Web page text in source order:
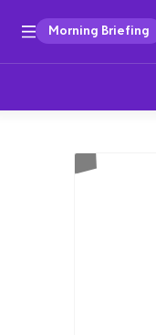
Morning Briefing